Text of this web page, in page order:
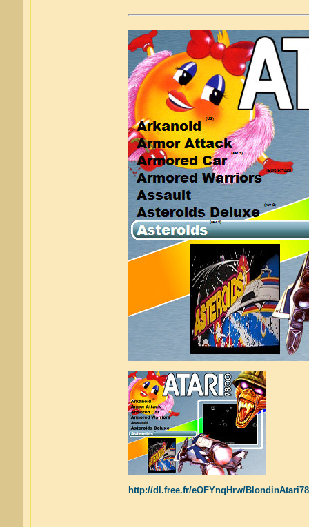
http://dl.free.fr/eOFYnqHrw/